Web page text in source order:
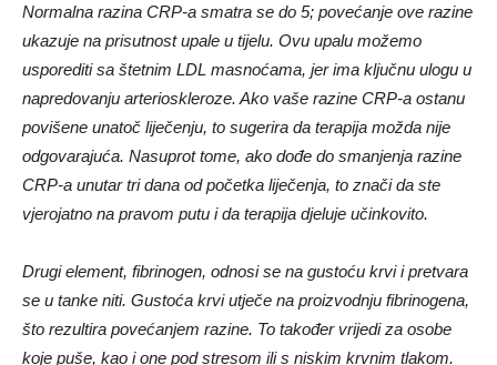
Normalna razina CRP-a smatra se do 5; povećanje ove razine
ukazuje na prisutnost upale u tijelu. Ovu upalu možemo
usporediti sa štetnim LDL masnoćama, jer ima ključnu ulogu u
napredovanju arterioskleroze. Ako vaše razine CRP-a ostanu
povišene unatoč liječenju, to sugerira da terapija možda nije
odgovarajuća. Nasuprot tome, ako dođe do smanjenja razine
CRP-a unutar tri dana od početka liječenja, to znači da ste
vjerojatno na pravom putu i da terapija djeluje učinkovito.
Drugi element, fibrinogen, odnosi se na gustoću krvi i pretvara
se u tanke niti. Gustoća krvi utječe na proizvodnju fibrinogena,
što rezultira povećanjem razine. To također vrijedi za osobe
koje puše, kao i one pod stresom ili s niskim krvnim tlakom.